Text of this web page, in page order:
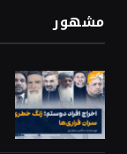
مشهور